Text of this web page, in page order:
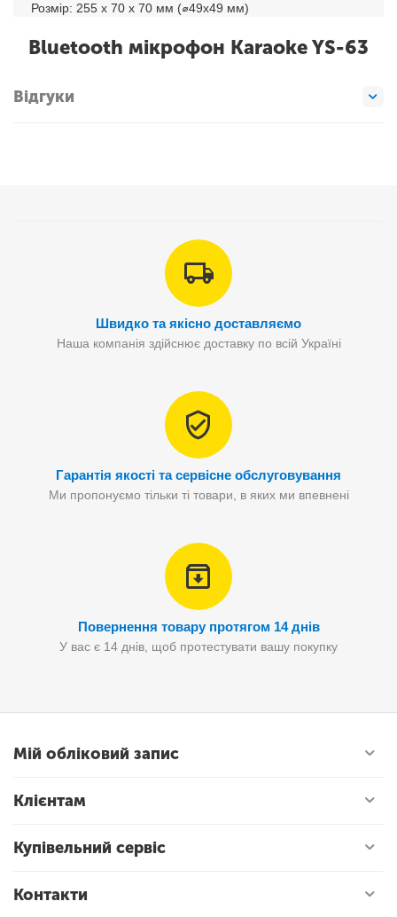
Розмір: 255 х 70 х 70 мм (⌀49x49 мм)
Bluetooth мікрофон Karaoke YS-63
Відгуки
Швидко та якісно доставляємо
Наша компанія здійснює доставку по всій Україні
Гарантія якості та сервісне обслуговування
Ми пропонуємо тільки ті товари, в яких ми впевнені
Повернення товару протягом 14 днів
У вас є 14 днів, щоб протестувати вашу покупку
Мій обліковий запис
Клієнтам
Купівельний сервіс
Контакти